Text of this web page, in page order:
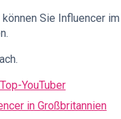
Sie Influencer
YouTuber
in Großbritannien